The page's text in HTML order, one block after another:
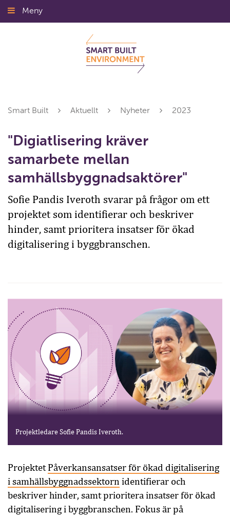
Gå
till
Meny
Smart Built Aktuellt Nyheter 2023
"Digiatlisering kräver
samarbete mellan
samhällsbyggnadsaktörer"
Sofie Pandis Iveroth svarar på frågor om ett
projektet som identifierar och beskriver
hinder, samt prioritera insatser för ökad
digitalisering i byggbranschen.
Projektledare Sofie Pandis Iveroth.
ProjektetPåverkansansatser för ökad digitalisering
i samhällsbyggnadssektorn identifierar och
beskriver hinder, samt prioritera insatser för ökad
digitalisering i byggbranschen. Fokus är på